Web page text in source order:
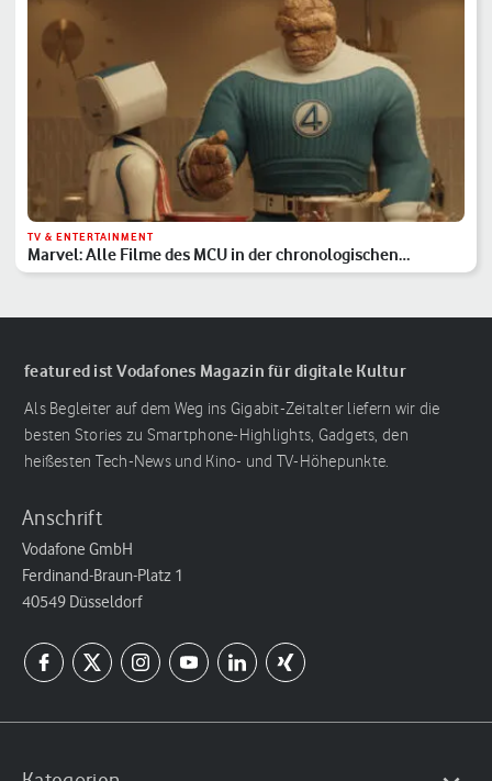
TV & ENTERTAINMENT
Marvel: Alle Filme des MCU in der chronologischen
Reihenfolge
featured ist Vodafones Magazin für digitale Kultur
Als Begleiter auf dem Weg ins Gigabit-Zeitalter liefern wir die
besten Stories zu Smartphone-Highlights, Gadgets, den
heißesten Tech-News und Kino- und TV-Höhepunkte.
Anschrift
Vodafone GmbH
Ferdinand-Braun-Platz 1
40549 Düsseldorf